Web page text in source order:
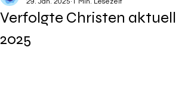
Verfolgte Christen aktuell
2025